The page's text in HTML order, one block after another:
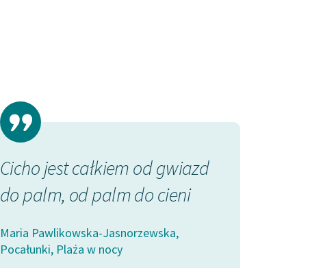
Cicho jest całkiem od gwiazd
do palm, od palm do cieni
Maria Pawlikowska-Jasnorzewska,
Pocałunki, Plaża w nocy